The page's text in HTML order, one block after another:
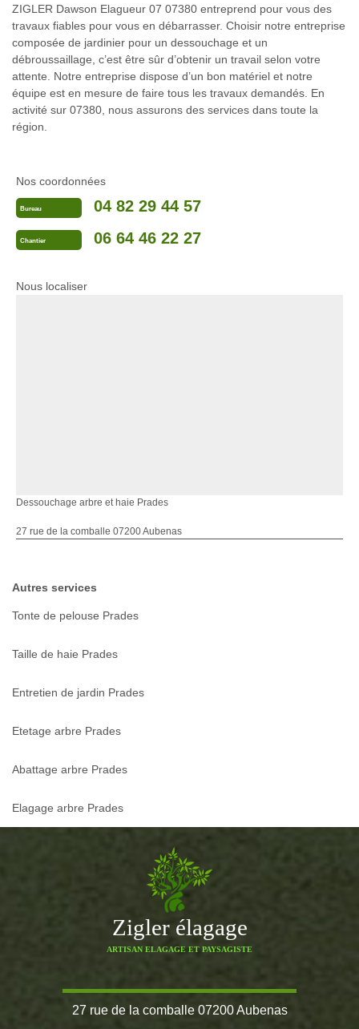
ZIGLER Dawson Elagueur 07 07380 entreprend pour vous des
travaux fiables pour vous en débarrasser. Choisir notre entreprise
composée de jardinier pour un dessouchage et un
débroussaillage, c’est être sûr d’obtenir un travail selon votre
attente. Notre entreprise dispose d’un bon matériel et notre
équipe est en mesure de faire tous les travaux demandés. En
activité sur 07380, nous assurons des services dans toute la
région.
Nos coordonnées
Bureau 04 82 29 44 57
Chantier 06 64 46 22 27
Nous localiser
Dessouchage arbre et haie Prades
27 rue de la comballe 07200 Aubenas
Autres services
Tonte de pelouse Prades
Taille de haie Prades
Entretien de jardin Prades
Etetage arbre Prades
Abattage arbre Prades
Elagage arbre Prades
Zigler élagage
ARTISAN ELAGAGE ET PAYSAGISTE
27 rue de la comballe 07200 Aubenas